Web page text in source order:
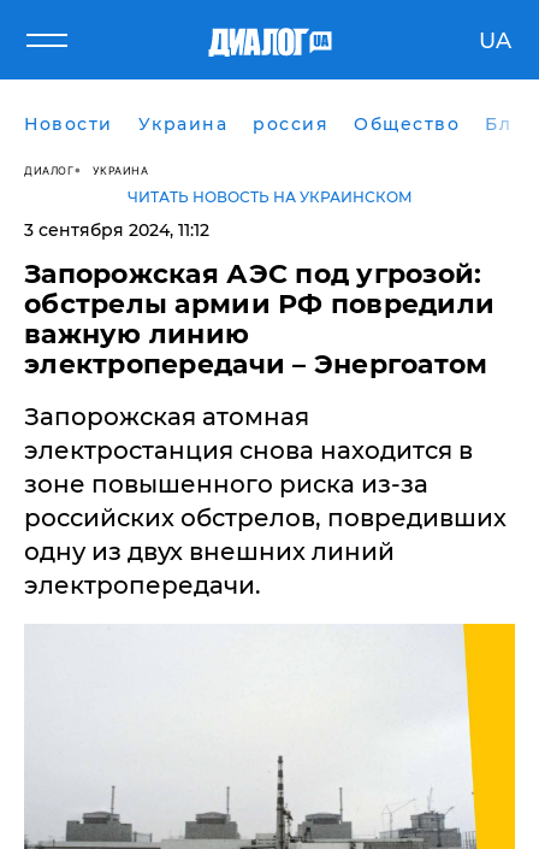
UA
Новости Украина россия Общество
ДИАЛОГ УКРАИНА
ЧИТАТЬ НОВОСТЬ НА УКРАИНСКОМ
3 сентября 2024, 11:12
Запорожская АЭС под угрозой:
обстрелы армии РФ повредили
важную линию
электропередачи – Энергоатом
Запорожская атомная
электростанция снова находится в
зоне повышенного риска из-за
российских обстрелов, повредивших
одну из двух внешних линий
электропередачи.